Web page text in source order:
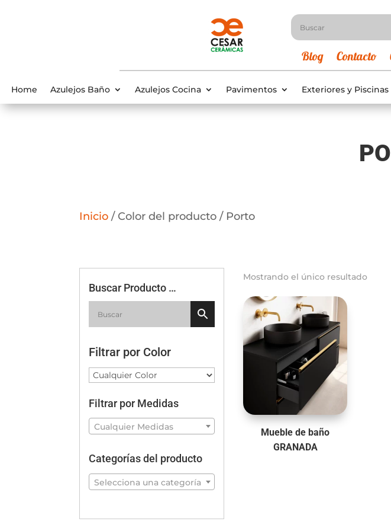
Blog Contacto
Home Azulejos Baño Azulejos Cocina Pavimentos Exteriores y Piscinas
Inicio / Color del producto / Porto
Buscar Producto …
Filtrar por Color
Filtrar por Medidas
Cualquier Medidas
Categorías del producto
Selecciona una categoría
Mostrando el único resultado
Mueble de baño
GRANADA